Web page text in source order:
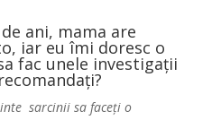
ani, mama are
iar eu îmi doresc o
fac unele investigații
sarcinii sa faceți o